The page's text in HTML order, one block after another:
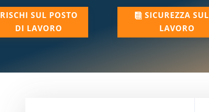
RISCHI SUL POSTO
DI LAVORO
SICUREZZA SUL
LAVORO